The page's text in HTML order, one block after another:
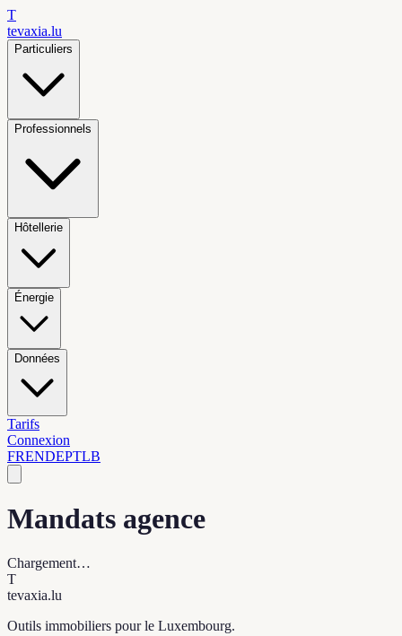
T
tevaxia.lu
Particuliers
Professionnels
Hôtellerie
Énergie
Données
Tarifs
Connexion
FRENDEPTLB
Mandats agence
Chargement…
T
tevaxia.lu
Outils immobiliers pour le Luxembourg.